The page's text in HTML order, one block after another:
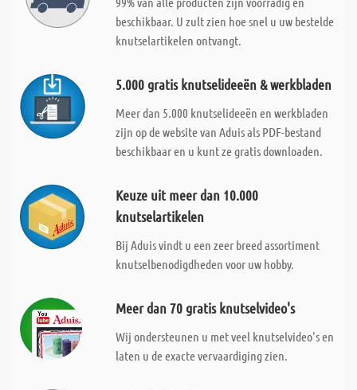
beschikbaar. U zult zien hoe snel u uw bestelde
knutselartikelen ontvangt.
5.000 gratis knutselideeën & werkbladen
Meer dan 5.000 knutselideeën en werkbladen
zijn op de website van Aduis als PDF-bestand
beschikbaar en u kunt ze gratis downloaden.
Keuze uit meer dan 10.000
knutselartikelen
Bij Aduis vindt u een zeer breed assortiment
knutselbenodigdheden voor uw hobby.
Meer dan 70 gratis knutselvideo's
Wij ondersteunen u met veel knutselvideo's en
laten u de exacte vervaardiging zien.